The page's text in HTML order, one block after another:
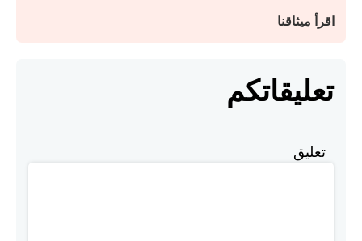
اقرأ ميثاقنا
تعليقاتكم
تعليق